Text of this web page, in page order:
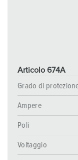
Articolo 674A
Grado di
Ampere
Poli
Voltaggio